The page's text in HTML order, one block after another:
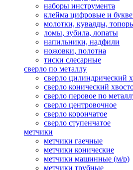
наборы инструмента
клейма цифровые и
молотки, кувалды,
ломы, зубила, лопаты
напильники, надфили
ножовки, полотна
тиски слесарные
сверло по металлу
сверло цилиндрический
сверло конический
сверло перовое по
сверло центровочное
сверло корончатое
сверло ступенчатое
метчики
метчики гаечные
метчики конические
метчики машинные (м/р)
метчики трубные